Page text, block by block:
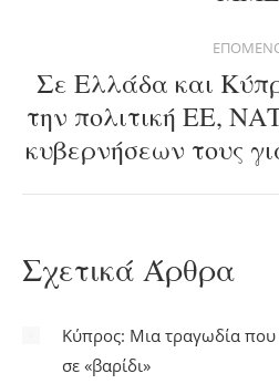
Σε Ελλάδα και
την πολιτική ΕΕ,
κυβερνήσεων τους
Σχετικά Άρθρα
Κύπρος: Μια τραγωδία που
σε «βαρίδι»